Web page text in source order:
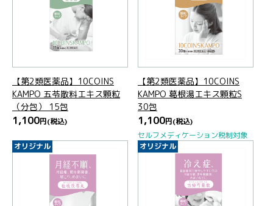
【第2類医薬品】10COINS
KAMPO 五苓散料エキス顆粒
（分包） 15包
1,100円(税込)
【第2類医薬品】10COINS
KAMPO 葛根湯エキス顆粒S
30包
1,100円(税込)
セルフメディケーション税制対象
オリジナル オリジナル